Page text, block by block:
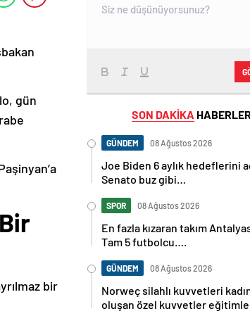
gün
bir
SON DAKİKA
GÜNDEM 08 Ağustos 2026
Joe Biden 6 aylık hedeflerini
Senato buz gibi…
SPOR 08 Ağustos 2026
En fazla kızaran takım
Tam 5 futbolcu….
GÜNDEM 08 Ağustos 2026
Norweç silahlı kuvvetleri
oluşan özel kuvvetler